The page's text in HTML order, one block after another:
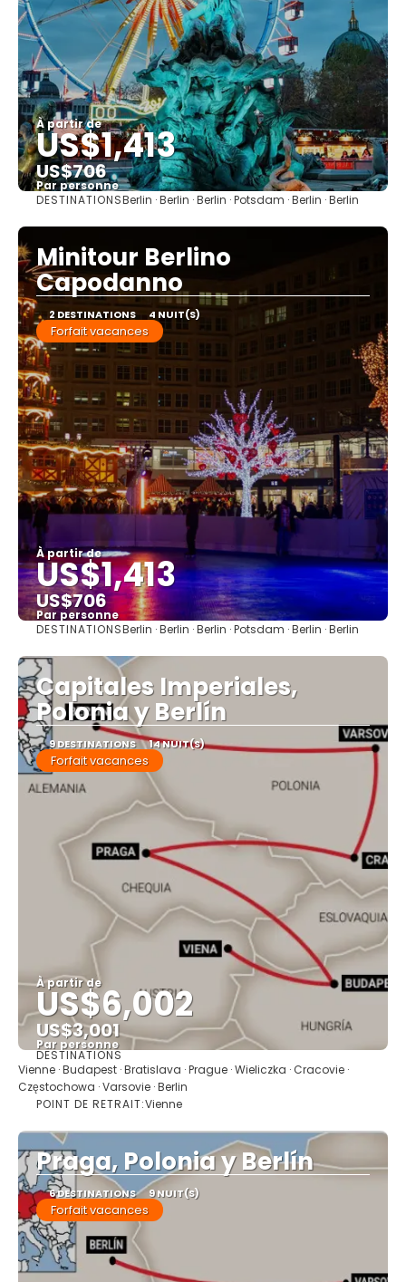
À partir de
US$1,413
US$706
Par personne
Afficher
DESTINATIONSBerlin · Berlin · Berlin · Potsdam · Berlin · Berlin
Minitour Berlino
Capodanno
2 DESTINATIONS 4 NUIT(S)
Forfait vacances
À partir de
US$1,413
US$706
Par personne
Afficher
DESTINATIONSBerlin · Berlin · Berlin · Potsdam · Berlin · Berlin
Capitales Imperiales,
Polonia y Berlín
9 DESTINATIONS 14 NUIT(S)
Forfait vacances
À partir de
US$6,002
US$3,001
Par personne
Afficher
DESTINATIONS
Vienne · Budapest · Bratislava · Prague · Wieliczka · Cracovie ·
Częstochowa · Varsovie · Berlin
POINT DE RETRAIT:Vienne
Praga, Polonia y Berlín
6 DESTINATIONS 9 NUIT(S)
Forfait vacances